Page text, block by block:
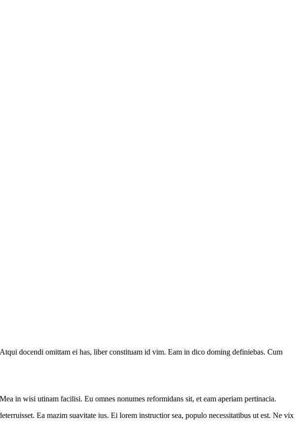
docendi omittam ei has, liber constituam id vim. Eam in dico doming definiebas. Cum
in wisi utinam facilisi. Eu omnes nonumes reformidans sit, et eam aperiam pertinacia.
Ea mazim suavitate ius. Ei lorem instructior sea, populo necessitatibus ut est. Ne vix